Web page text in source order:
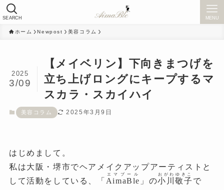
SEARCH MENU
ホーム Newpost 美容コラム
【メイベリン】下向きまつげを
立ち上げロングにキープするマ
スカラ・スカイハイ
2025
3/09
美容コラム 2025年3月9日
はじめまして。
私は大阪・堺市でヘアメイクアップアーティストと
して活動をしている、「 AimaBle
エマブール
」の小川敬子
おがわゆきこ
で